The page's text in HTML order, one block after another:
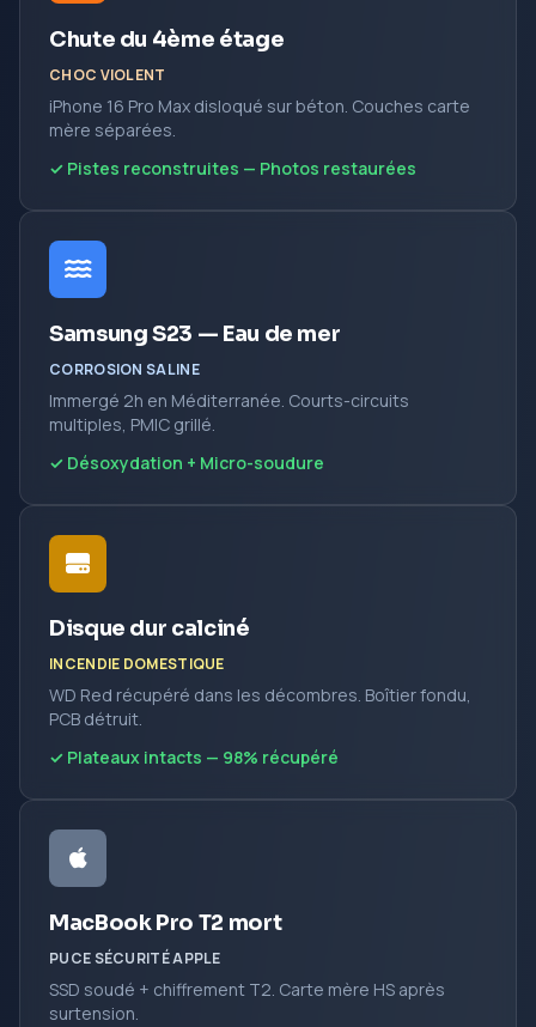
Chute du 4ème étage
CHOC VIOLENT
iPhone 16 Pro Max disloqué sur béton. Couches carte
mère séparées.
✓ Pistes reconstruites — Photos restaurées
Samsung S23 — Eau de mer
CORROSION SALINE
Immergé 2h en Méditerranée. Courts-circuits
multiples, PMIC grillé.
✓ Désoxydation + Micro-soudure
Disque dur calciné
INCENDIE DOMESTIQUE
WD Red récupéré dans les décombres. Boîtier fondu,
PCB détruit.
✓ Plateaux intacts — 98% récupéré
MacBook Pro T2 mort
PUCE SÉCURITÉ APPLE
SSD soudé + chiffrement T2. Carte mère HS après
surtension.